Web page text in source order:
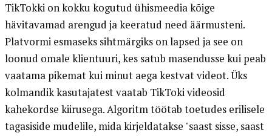
TikTokki on kokku kogutud ühismeedia kõige
hävitavamad arengud ja keeratud need äärmusteni.
Platvormi esmaseks sihtmärgiks on lapsed ja see on
loonud omale klientuuri, kes satub masendusse kui peab
vaatama pikemat kui minut aega kestvat videot. Üks
kolmandik kasutajatest vaatab TikToki videosid
kahekordse kiirusega. Algoritm töötab toetudes erilisele
tagasiside mudelile, mida kirjeldatakse "saast sisse, saast